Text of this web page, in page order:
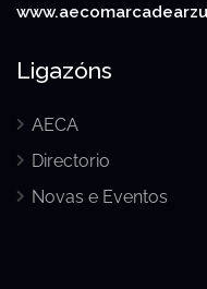
Ligazóns
AECA
Directorio
Novas e Eventos